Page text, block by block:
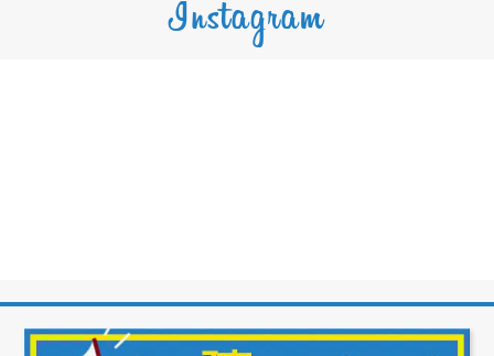
Instagram